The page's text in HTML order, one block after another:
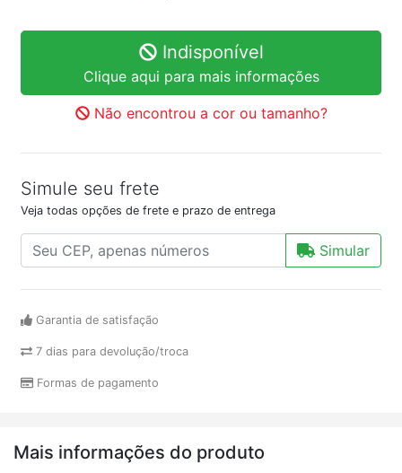
Indisponível
Clique aqui para mais informações
Não encontrou a cor ou tamanho?
Simule seu frete
Veja todas opções de frete e prazo de entrega
Simular
Garantia de satisfação
7 dias para devolução/troca
Formas de pagamento
Mais informações do produto